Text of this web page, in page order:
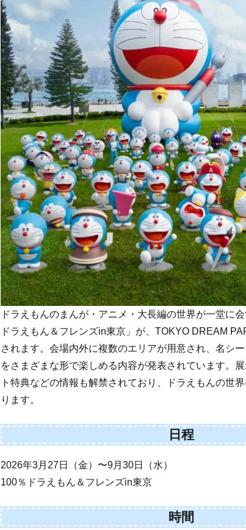
ドラえもんのまんが・アニメ・大長編の世界が一堂に
ドラえもん＆フレンズin東京」が、TOKYO DREAM
されます。会場内外に複数のエリアが用意され、名シ
をさまざまな形で楽しめる内容が発表されています。
ト特典などの情報も解禁されており、ドラえもんの世
ります。
日程
2026年3月27日（金）〜9月30日（水）
100％ドラえもん＆フレンズin東京
時間